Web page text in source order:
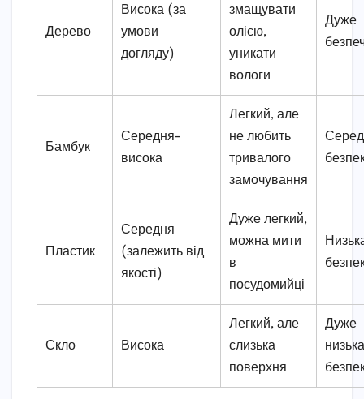
Дерево
Висока (за
умови
догляду)
змащувати
олією,
уникати
вологи
Дуже
Бамбук
Середня-
висока
Легкий, але
не любить
тривалого
замочування
Пластик
Середня
(залежить від
якості)
Дуже легкий,
можна мити
в
посудомийці
Скло Висока
Легкий, але
слизька
поверхня
Дуже
низька